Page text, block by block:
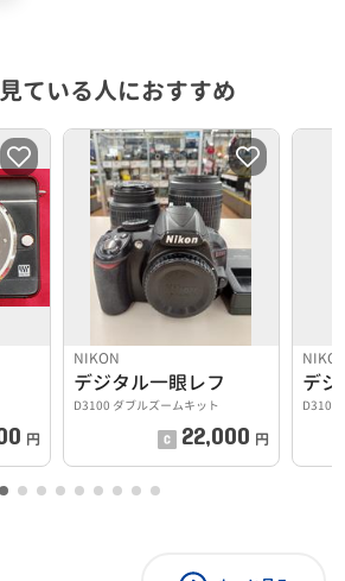
ている人におすすめ
円
NIKON
デジタル一眼レフ
D3100 ダブルズームキット
22,000 円
デ
D3100